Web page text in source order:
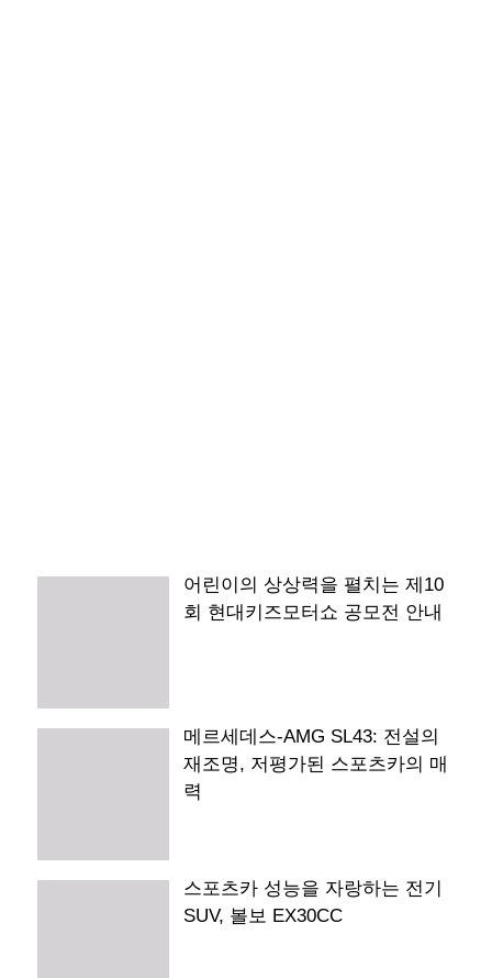
어린이의 상상력을 펼치는 제10
회 현대키즈모터쇼 공모전 안내
메르세데스-AMG SL43: 전설의
재조명, 저평가된 스포츠카의 매
력
스포츠카 성능을 자랑하는 전기
SUV, 볼보 EX30CC